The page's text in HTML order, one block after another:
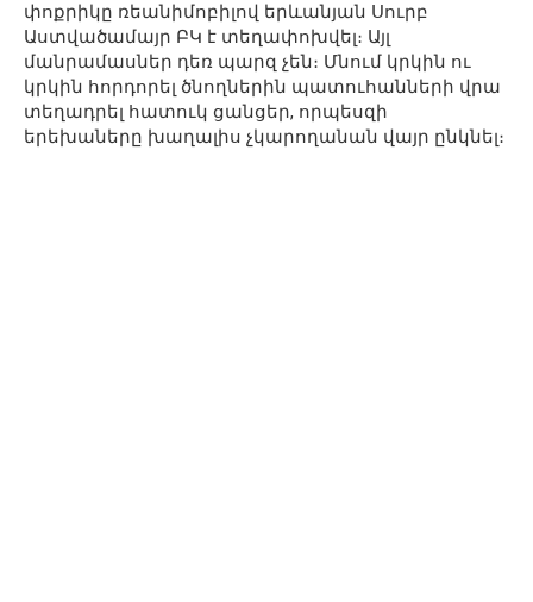
փոքրիկը ռեանիմոբիլով երևանյան Սուրբ
Աստվածամայր ԲԿ է տեղափոխվել։ Այլ
մանրամասներ դեռ պարզ չեն։ Մնում կրկին ու
կրկին հորդորել ծնողներին պատուհանների վրա
տեղադրել հատուկ ցանցեր, որպեսզի
երեխաները խաղալիս չկարողանան վայր ընկնել։